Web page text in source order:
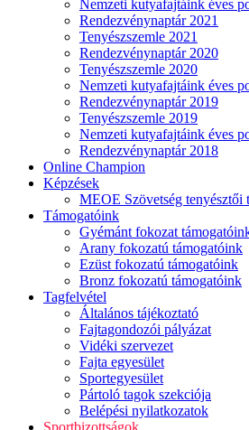
Nemzeti kutyafajtáink éves
Rendezvénynaptár 2021
Tenyészszemle 2021
Rendezvénynaptár 2020
Tenyészszemle 2020
Nemzeti kutyafajtáink éves
Rendezvénynaptár 2019
Tenyészszemle 2019
Nemzeti kutyafajtáink éves
Rendezvénynaptár 2018
Online Champion
Képzések
MEOE Szövetség tenyésztői
Támogatóink
Gyémánt fokozat
Arany fokozatú támogatóink
Ezüst fokozatú támogatóink
Bronz fokozatú támogatóink
Tagfelvétel
Általános tájékoztató
Fajtagondozói pályázat
Vidéki szervezet
Fajta egyesület
Sportegyesület
Pártoló tagok szekciója
Belépési nyilatkozatok
Sportbizottságok